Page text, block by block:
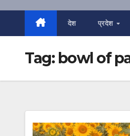
देश प्रदेश
Tag: bowl of